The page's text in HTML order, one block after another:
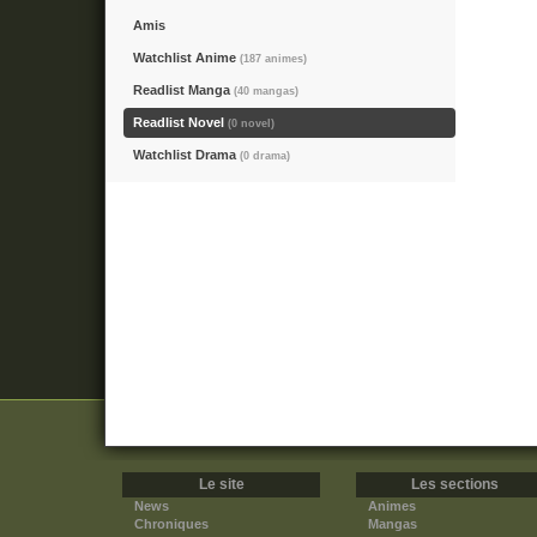
Amis
Watchlist Anime (187 animes)
Readlist Manga (40 mangas)
Readlist Novel (0 novel)
Watchlist Drama (0 drama)
Le site
News
Chroniques
Les sections
Animes
Mangas